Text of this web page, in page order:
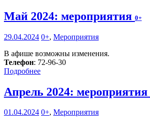
Май 2024: мероприятия 0+
29.04.2024 0+, Мероприятия
В афише возможны изменения.
Телефон: 72-96-30
Подробнее
Апрель 2024: мероприятия
01.04.2024 0+, Мероприятия